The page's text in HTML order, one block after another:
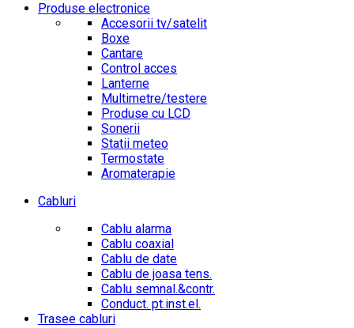
Produse electronice
Accesorii tv/satelit
Boxe
Cantare
Control acces
Lanterne
Multimetre/testere
Produse cu LCD
Sonerii
Statii meteo
Termostate
Aromaterapie
Cabluri
Cablu alarma
Cablu coaxial
Cablu de date
Cablu de joasa tens.
Cablu semnal.&contr.
Conduct. pt.inst.el.
Trasee cabluri